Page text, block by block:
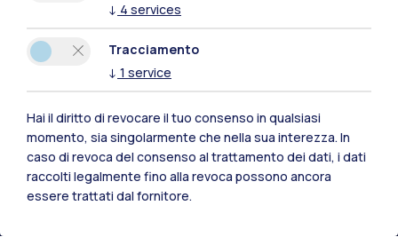
Polimi Community
Tutti i siti dell’ecosistema
↓ 4 services
Tracciamento
↓ 1 service
Hai il diritto di revocare il tuo consenso in qualsiasi
momento, sia singolarmente che nella sua interezza. In
caso di revoca del consenso al trattamento dei dati, i dati
raccolti legalmente fino alla revoca possono ancora
essere trattati dal fornitore.